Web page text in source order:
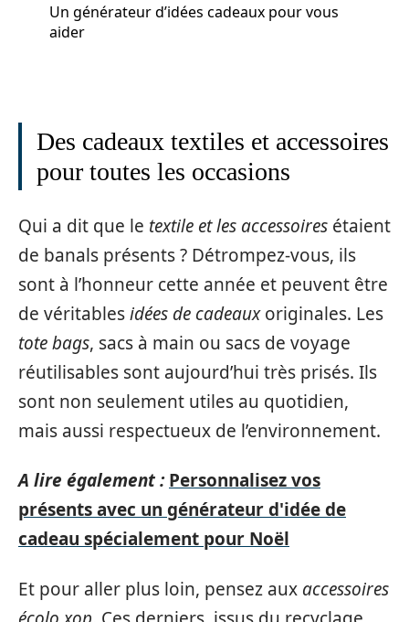
Un générateur d’idées cadeaux pour vous
aider
Des cadeaux textiles et accessoires
pour toutes les occasions
Qui a dit que le textile et les accessoires étaient
de banals présents ? Détrompez-vous, ils
sont à l’honneur cette année et peuvent être
de véritablesidées de cadeauxoriginales. Les
tote bags, sacs à main ou sacs de voyage
réutilisables sont aujourd’hui très prisés. Ils
sont non seulement utiles au quotidien,
mais aussi respectueux de l’environnement.
A lire également : Personnalisez vos
présents avec un générateur d'idée de
cadeau spécialement pour Noël
Et pour aller plus loin, pensez aux accessoires